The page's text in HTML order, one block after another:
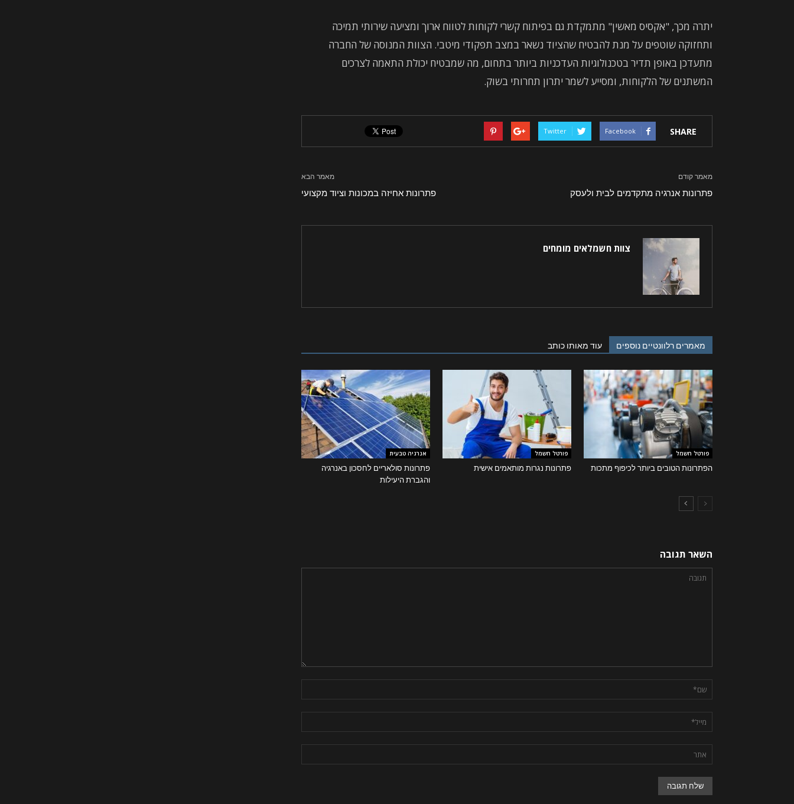
יתרה מכך, "אקסיס מאשין" מתמקדת גם בפיתוח קשרי לקוחות לטווח ארוך ומציעה שירותי תמיכה
ותחזוקה שוטפים על מנת להבטיח שהציוד נשאר במצב תפקודי מיטבי. הצוות המנוסה של החברה
מתעדכן באופן תדיר בטכנולוגיות העדכניות ביותר בתחום, מה שמבטיח יכולת התאמה לצרכים
המשתנים של הלקוחות, ומסייע לשמר יתרון תחרותי בשוק.
SHARE
Facebook
Twitter
מאמר קודם
פתרונות אנרגיה מתקדמים לבית ולעסק
מאמר הבא
פתרונות אחיזה במכונות וציוד מקצועי
צוות חשמלאים מומחים
מאמרים רלוונטיים נוספים עוד מאותו כותב
פורטל חשמל
הפתרונות הטובים ביותר לכיפוף מתכות
פורטל חשמל
פתרונות נגרות מותאמים אישית
אנרגיה טבעית
פתרונות סולאריים לחסכון באנרגיה
והגברת היעילות
השאר תגובה